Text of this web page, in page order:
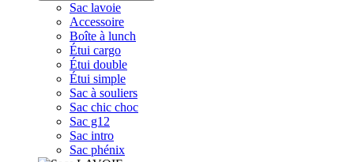
Sac lavoie
Accessoire
Boîte à lunch
Étui cargo
Étui double
Étui simple
Sac à souliers
Sac chic choc
Sac g12
Sac intro
Sac phénix